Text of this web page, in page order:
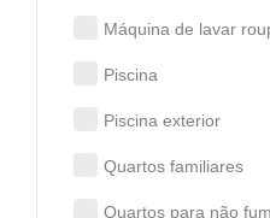
Máquina de lavar
Piscina
Piscina exterior
Quartos familiares
Quartos para não